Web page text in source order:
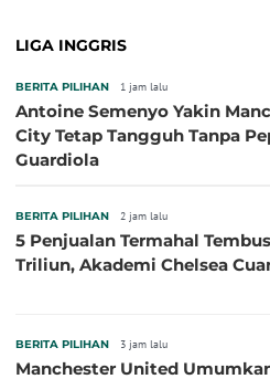
LIGA INGGRIS
BERITA PILIHAN 1 jam lalu
Antoine Semenyo Yakin
City Tetap Tangguh Tanpa
Guardiola
BERITA PILIHAN 2 jam lalu
5 Penjualan Termahal Tembus
Triliun, Akademi Chelsea
BERITA PILIHAN 3 jam lalu
Manchester United